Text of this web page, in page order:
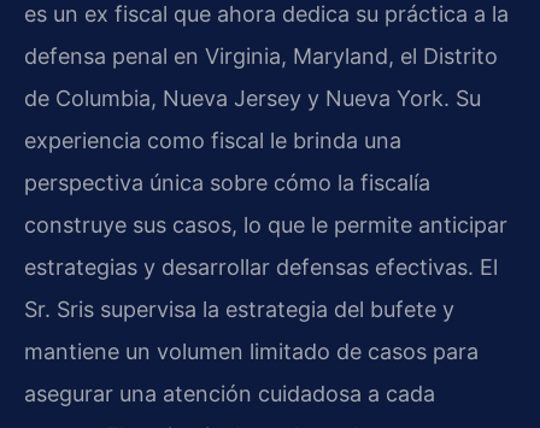
es un ex fiscal que ahora dedica su práctica a la
defensa penal en Virginia, Maryland, el Distrito
de Columbia, Nueva Jersey y Nueva York. Su
experiencia como fiscal le brinda una
perspectiva única sobre cómo la fiscalía
construye sus casos, lo que le permite anticipar
estrategias y desarrollar defensas efectivas. El
Sr. Sris supervisa la estrategia del bufete y
mantiene un volumen limitado de casos para
asegurar una atención cuidadosa a cada